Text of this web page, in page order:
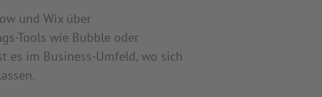
und Wix über
Tools wie Bubble oder
es im Business-Umfeld, wo sich